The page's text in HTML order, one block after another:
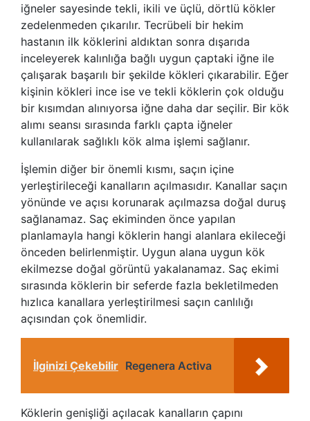
iğneler sayesinde tekli, ikili ve üçlü, dörtlü kökler
zedelenmeden çıkarılır. Tecrübeli bir hekim
hastanın ilk köklerini aldıktan sonra dışarıda
inceleyerek kalınlığa bağlı uygun çaptaki iğne ile
çalışarak başarılı bir şekilde kökleri çıkarabilir. Eğer
kişinin kökleri ince ise ve tekli köklerin çok olduğu
bir kısımdan alınıyorsa iğne daha dar seçilir. Bir kök
alımı seansı sırasında farklı çapta iğneler
kullanılarak sağlıklı kök alma işlemi sağlanır.
İşlemin diğer bir önemli kısmı, saçın içine
yerleştirileceği kanalların açılmasıdır. Kanallar saçın
yönünde ve açısı korunarak açılmazsa doğal duruş
sağlanamaz. Saç ekiminden önce yapılan
planlamayla hangi köklerin hangi alanlara ekileceği
önceden belirlenmiştir. Uygun alana uygun kök
ekilmezse doğal görüntü yakalanamaz. Saç ekimi
sırasında köklerin bir seferde fazla bekletilmeden
hızlıca kanallara yerleştirilmesi saçın canlılığı
açısından çok önemlidir.
İlginizi Çekebilir Regenera Activa
Köklerin genişliği açılacak kanalların çapını